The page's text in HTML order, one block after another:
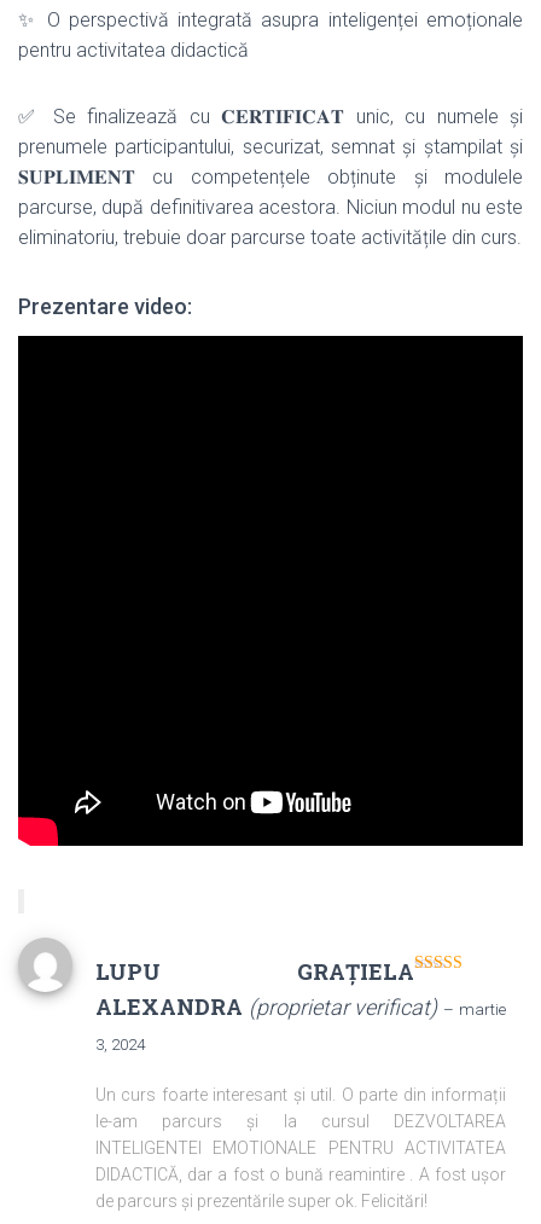
✨ O perspectivă integrată asupra inteligenței emoționale
pentru activitatea didactică
✅
Se finalizează cu 𝐂𝐄𝐑𝐓𝐈𝐅𝐈𝐂𝐀𝐓 unic, cu numele și
prenumele participantului, securizat, semnat și ștampilat și
𝐒𝐔𝐏𝐋𝐈𝐌𝐄𝐍𝐓 cu competențele obținute și modulele
parcurse, după definitivarea acestora. Niciun modul nu este
eliminatoriu, trebuie doar parcurse toate activitățile din curs.
Prezentare video:
din 5
LUPU GRAȚIELA
ALEXANDRA (proprietar verificat) – martie
3, 2024
Un curs foarte interesant și util. O parte din informații
le-am parcurs și la cursul DEZVOLTAREA
INTELIGENTEI EMOTIONALE PENTRU ACTIVITATEA
DIDACTICĂ, dar a fost o bună reamintire . A fost ușor
de parcurs și prezentările super ok. Felicitări!